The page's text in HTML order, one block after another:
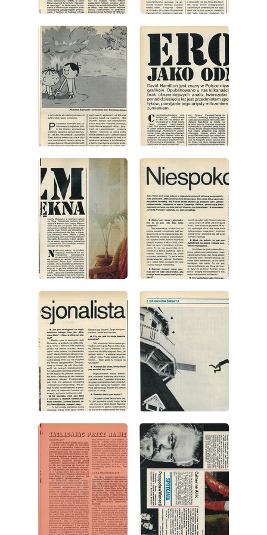
wydanie: 23/1981 wydanie: 23/1981
wydanie: 23/1981 wydanie: 23/1981
wydanie: 23/1981 wydanie: 23/1981
wydanie: 23/1981 wydanie: 23/1981